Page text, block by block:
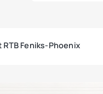
RTB Feniks-Phoenix